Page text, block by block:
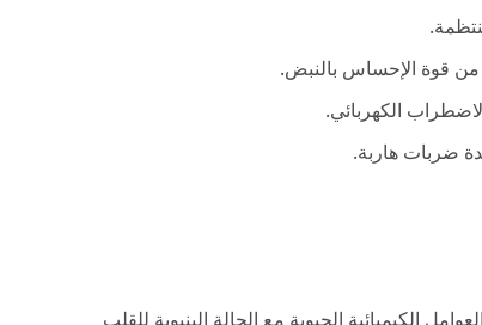
من قوة الإحساس بالنبض.
الكهربائي.
ضربات هاربة.
الكيميائية الحيوية مع الحالة البنيوية للقلب